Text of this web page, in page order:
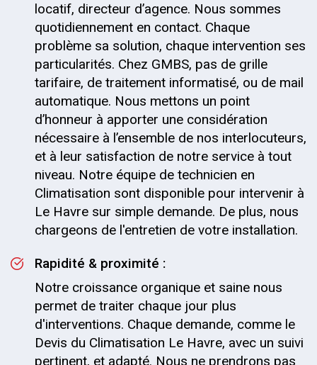
locatif, directeur d’agence. Nous sommes
quotidiennement en contact. Chaque
problème sa solution, chaque intervention ses
particularités. Chez GMBS, pas de grille
tarifaire, de traitement informatisé, ou de mail
automatique. Nous mettons un point
d’honneur à apporter une considération
nécessaire à l’ensemble de nos interlocuteurs,
et à leur satisfaction de notre service à tout
niveau. Notre équipe de technicien en
Climatisation sont disponible pour intervenir à
Le Havre sur simple demande. De plus, nous
chargeons de l'entretien de votre installation.
Rapidité & proximité :
Notre croissance organique et saine nous
permet de traiter chaque jour plus
d'interventions. Chaque demande, comme le
Devis du Climatisation Le Havre, avec un suivi
pertinent, et adapté. Nous ne prendrons pas